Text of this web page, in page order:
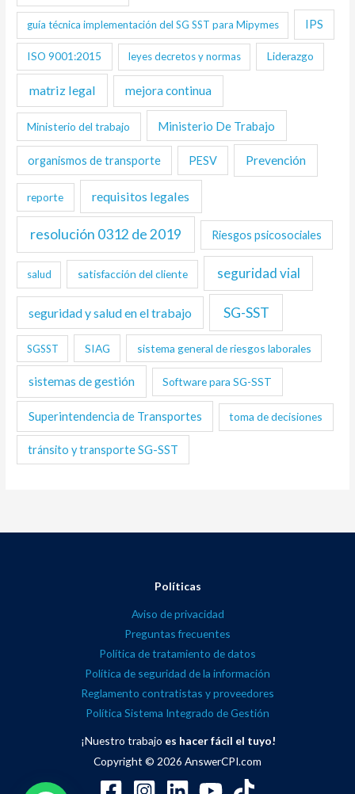
guía técnica implementación del SG SST para Mipymes IPS
ISO 9001:2015 leyes decretos y normas Liderazgo
matriz legal mejora continua
Ministerio del trabajo Ministerio De Trabajo
organismos de transporte PESV Prevención
reporte requisitos legales
resolución 0312 de 2019 Riesgos psicosociales
salud satisfacción del cliente seguridad vial
seguridad y salud en el trabajo SG-SST
SGSST SIAG sistema general de riesgos laborales
sistemas de gestión Software para SG-SST
Superintendencia de Transportes toma de decisiones
tránsito y transporte SG-SST
Políticas
Aviso de privacidad
Preguntas frecuentes
Política de tratamiento de datos
Política de seguridad de la información
Reglamento contratistas y proveedores
Política Sistema Integrado de Gestión
¡Nuestro trabajo es hacer fácil el tuyo!
Copyright © 2026 AnswerCPI.com